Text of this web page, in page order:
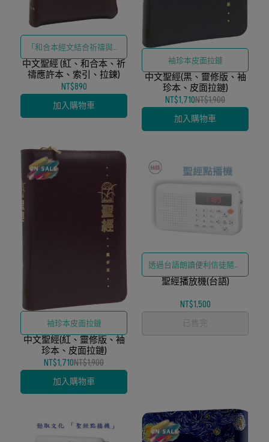
「和合本經文結合祈禱與應
許主題索引、拉鍊保護設計
與紅色精緻外觀」
中文聖經 (紅、和合本、祈
禱應許本、索引、拉鍊)
NT$890
加入購物車
袖珍本皮面拉鏈
中文聖經(黑、靈修版、袖
珍本、皮面拉鏈)
NT$1,710NT$1,900
加入購物車
袖珍本皮面拉鏈
中文聖經(紅、靈修版、袖
珍本、皮面拉鏈)
NT$1,710NT$1,900
加入購物車
透過台語朗讀便利信徒隨時
聆聽聖經
聖經播放機(台語)
NT$1,500
已售完